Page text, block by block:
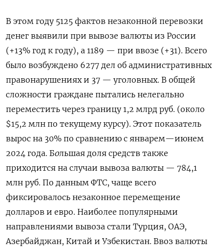
В этом году 5125 фактов незаконной перевозки
денег выявили при вывозе валюты из России
(+13% год к году), а 1189 — при ввозе (+31). Всего
было возбуждено 6277 дел об административных
правонарушениях и 37 — уголовных. В общей
сложности граждане пытались нелегально
переместить через границу 1,2 млрд руб. (около
$15,2 млн по текущему курсу). Этот показатель
вырос на 30% по сравнению с январем—июнем
2024 года. Большая доля средств также
приходится на случаи вывоза валюты — 784,1
млн руб. По данным ФТС, чаще всего
фиксировалось незаконное перемещение
долларов и евро. Наиболее популярными
направлениями вывоза стали Турция, ОАЭ,
Азербайджан, Китай и Узбекистан. Ввоз валюты